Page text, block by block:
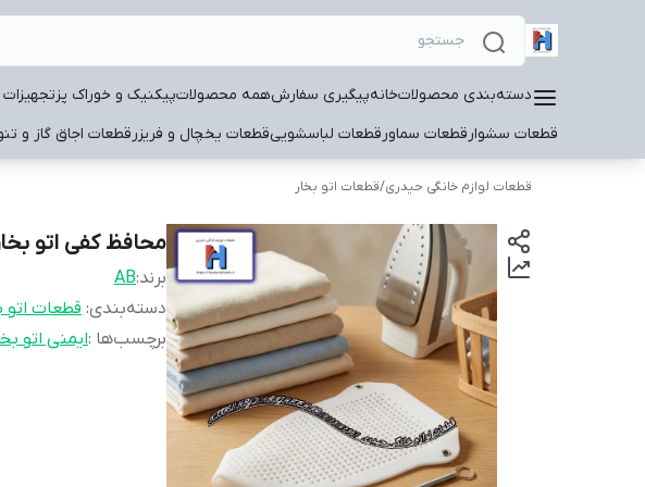
دسته‌بندی محصولاتخانهپیگیری سفارشهمه محصولاتپیکنیک و خوراک پز
قطعات سشوارقطعات سماورقطعات لباسشوییقطعات یخچال و فریزرقطعات اجاق گاز و
قطعات لوازم خانگی حیدری/قطعات اتو بخار
محافظ کفی اتو
برند:AB
دسته‌بندی: قطعات اتو
برچسب‌ها :ایمنی اتو